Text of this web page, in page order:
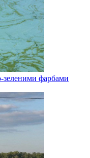
зеленими фарбами